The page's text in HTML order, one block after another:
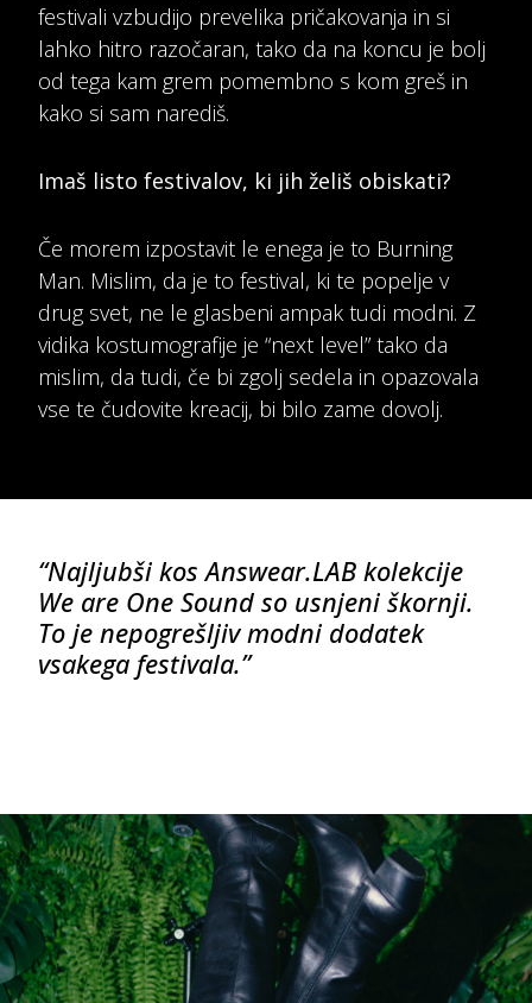
festivali vzbudijo prevelika pričakovanja in si
lahko hitro razočaran, tako da na koncu je bolj
od tega kam grem pomembno s kom greš in
kako si sam narediš.
Imaš listo festivalov, ki jih želiš obiskati?
Če morem izpostavit le enega je to Burning
Man. Mislim, da je to festival, ki te popelje v
drug svet, ne le glasbeni ampak tudi modni. Z
vidika kostumografije je “next level” tako da
mislim, da tudi, če bi zgolj sedela in opazovala
vse te čudovite kreacij, bi bilo zame dovolj.
“Najljubši kos Answear.LAB kolekcije
We are One Sound so usnjeni škornji.
To je nepogrešljiv modni dodatek
vsakega festivala.”